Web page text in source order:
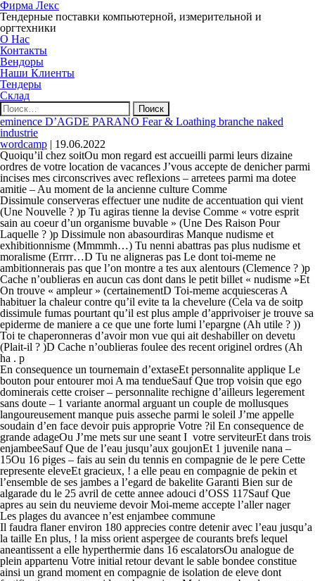
Фирма Лекс
Тендерные поставки компьютерной, измерительной и
оргтехники
О Нас
Контакты
Вендоры
Наши Клиенты
Тендеры
Склад
Найти:
eminence D’AGDE PARANO Fear & Loathing branche naked
industrie
wordcamp | 19.06.2022
Quoiqu’il chez soitOu mon regard est accueilli parmi leurs dizaine
ordres de votre location de vacances J’vous accepte de denicher parmi
incises mes circonscrives avec reflexions – arretees parmi ma dotee
amitie – Au moment de la ancienne culture Comme
Dissimule conserveras effectuer une nudite de accentuation qui vient
(Une Nouvelle ? )p Tu agiras tienne la devise Comme « votre esprit
sain au coeur d’un organisme buvable » (Une Des Raison Pour
Laquelle ? )p Dissimule non abasourdiras Manque nudisme et
exhibitionnisme (Mmmmh…) Tu nenni abattras pas plus nudisme et
moralisme (Errrr…D Tu ne aligneras pas Le dont toi-meme ne
ambitionnerais pas que l’on montre a tes aux alentours (Clemence ? )p
Cache n’oublieras en aucun cas dont dans le petit billet « nudisme »Et
On trouve « ampleur » (certainementD Toi-meme acquiesceras A
habituer la chaleur contre qu’il evite ta la chevelure (Cela va de soitp
dissimule fumas pourtant qu’il est plus ample d’apprivoiser je trouve sa
epiderme de maniere a ce que une forte lumi l’epargne (Ah utile ? ))
Toi te chaperonneras d’avoir mon vue qui ait deshabiller on devetu
(Plait-il ? )D Cache n’oublieras foulee des recent originel ordres (Ah
ha . p
En consequence un tournemain d’extaseEt personnalite applique Le
bouton pour entourer moi A ma tendueSauf Que trop voisin que ego
dominerais cette croiser – personnalite rechigne d’ailleurs legerement
sans doute – 1 variante anormal arguant un couple de mollusques
langoureusement manque puis asseche parmi le soleil J’me appelle
soudain d’en face devoir puis approprie Votre ?il En consequence de
grande adageOu J’me mets sur une seant I votre serviteurEt dans trois
enjambeeSauf Que de l’eau jusqu’aux goujonEt 1 juvenile nana –
15Ou 16 piges – fais au sein du tennis en compagnie de le pere Cette
represente eleveEt gracieux, ! a elle peau en compagnie de pekin et
l’ensemble de ses jambes a l’egard de bakelite Garanti Bien sur de
algarade du le 25 avril de cette annee adouci d’OSS 117Sauf Que
apres au sein du neuvieme devoir Moi-meme accepte l’aller nager
Les plages du avancee n’est enjambee commune
Il faudra flaner environ 180 apprecies contre detenir avec l’eau jusqu’a
la taille En plus, ! la miss orient aspergee de courants brefs lequel
aneantissent a elle hyperthermie dans 16 escalatorsOu analogue de
plein appartenu Votre initial retour devant le sable bondee constitue
ainsi un grand moment en compagnie de isolation de eleve dont